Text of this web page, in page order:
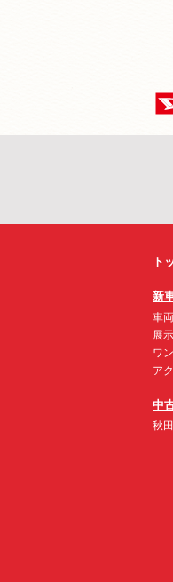
ト
新
車
展
ワ
ア
中
秋